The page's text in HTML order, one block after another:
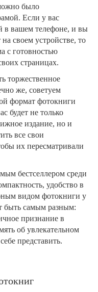
было
Если у вас
в вашем телефоне, и вы
своем устройстве, то
с готовностью
страницах.
торжественное
же, советуем
формат фотокниги
будет не только
издание, но и
все свои
их пересматривали
бестселлером среди
удобство в
видом фотокниги у
быть самым разным:
признание в
об увлекательном
представить.